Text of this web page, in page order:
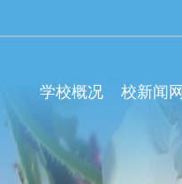
学校概况 校新闻网